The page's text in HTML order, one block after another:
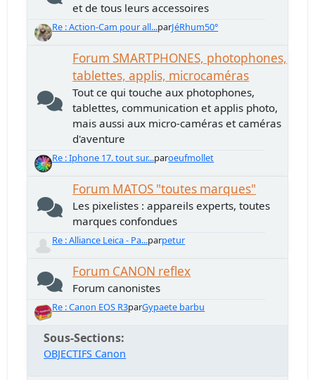
et de tous leurs accessoires
Re : Action-Cam pour all...parJéRhum50°
Forum SMARTPHONES, photophones,
tablettes, applis, microcaméras
Tout ce qui touche aux photophones,
tablettes, communication et applis photo,
mais aussi aux micro-caméras et caméras
d'aventure
Re : Iphone 17. tout sur...paroeufmollet
Forum MATOS "toutes marques"
Les pixelistes : appareils experts, toutes
marques confondues
Re : Alliance Leica - Pa...parpetur
Forum CANON reflex
Forum canonistes
Re : Canon EOS R3parGypaete barbu
Sous-Sections
OBJECTIFS Canon